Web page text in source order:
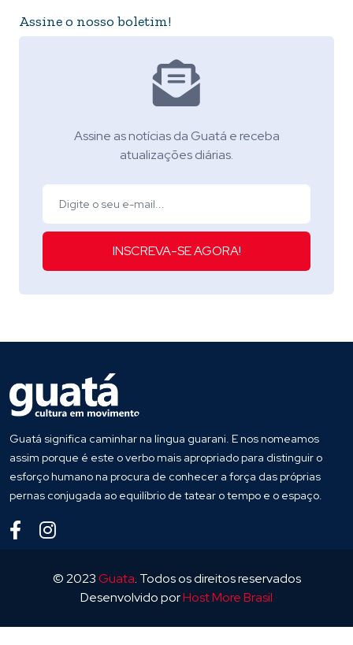
Assine o nosso boletim!
Assine as notícias da Guatá e receba
atualizações diárias.
INSCREVA-SE AGORA!
Guatá significa caminhar na língua guarani. E nos nomeamos
assim porque é este o verbo mais apropriado para distinguir o
esforço humano na procura de conhecer a força das próprias
pernas conjugada ao equilíbrio de tatear o tempo e o espaço.
© 2023Guata. Todos os direitos reservados
Desenvolvido porHost More Brasil